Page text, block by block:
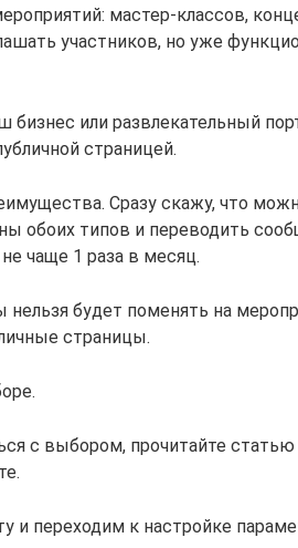
мастер-классов,
участников, но уже
бизнес или развлекательный
страницей.
Сразу скажу, что
обоих типов и переводить
чаще 1 раза в месяц.
будет поменять на
страницы.
с выбором, прочитайте статью
и переходим к настройке